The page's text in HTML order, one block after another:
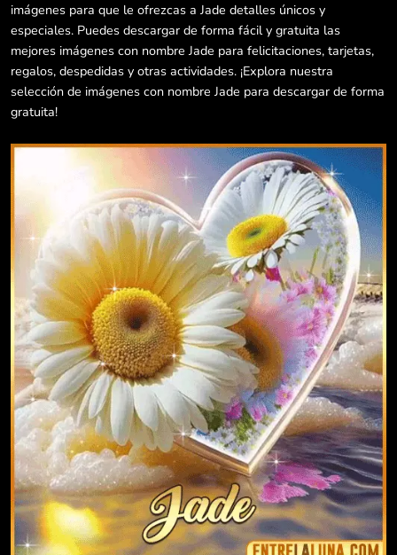
imágenes para que le ofrezcas a Jade detalles únicos y
especiales. Puedes descargar de forma fácil y gratuita las
mejores imágenes con nombre Jade para felicitaciones, tarjetas,
regalos, despedidas y otras actividades. ¡Explora nuestra
selección de imágenes con nombre Jade para descargar de forma
gratuita!